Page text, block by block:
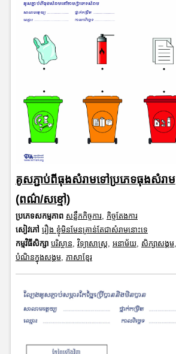
គូសភ្ជាប់ពីធុងសំរាមទៅប្រភេទធុងសំរាម
(ពណ៌/សខ្មៅ)
ប្រភេទសកម្មភាព សន្លឹកកិច្ចការ, កិច្ចតែងការ
សៀវភៅ រឿង ខ្ញុំមិនមែនគ្រាន់តែជាសំរាមនោះទេ
កម្មវិធីសិក្សា បរិស្ថាន វិទ្យាសាស្រ្ត អនាម័យ, សិក្សាសង្គម,
បំណិនក្នុងសង្គម, ភាសាខ្មែរ